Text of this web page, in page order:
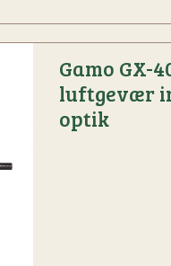
Gamo GX-
luftgevær
optik